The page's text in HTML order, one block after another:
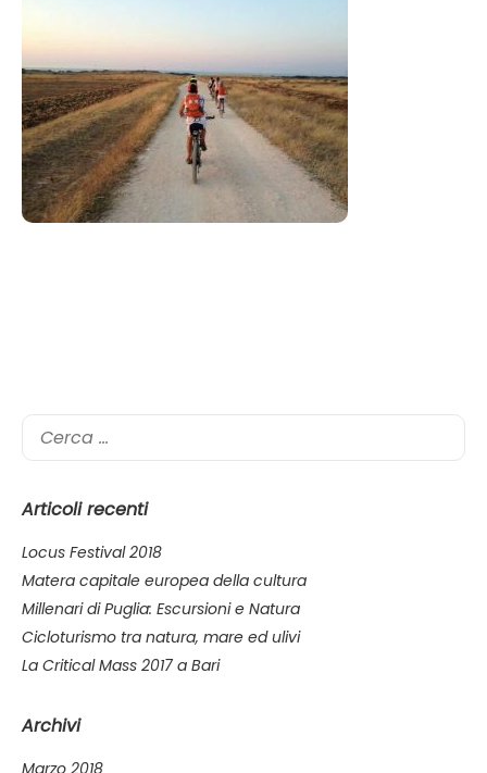
Ricerca
per:
Articoli recenti
Locus Festival 2018
Matera capitale europea della cultura
Millenari di Puglia: Escursioni e Natura
Cicloturismo tra natura, mare ed ulivi
La Critical Mass 2017 a Bari
Archivi
Marzo 2018